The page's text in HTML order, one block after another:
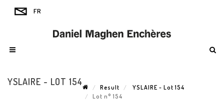
YSLAIRE - LOT 154
Result
YSLAIRE - Lot 154
Lot n° 154